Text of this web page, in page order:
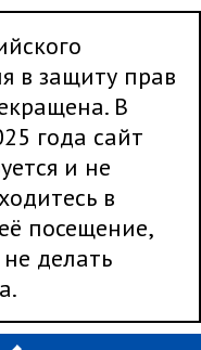
в защиту прав
В
года сайт
и не
в
посещение,
делать